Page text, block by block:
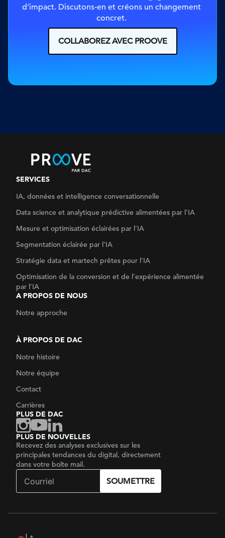
d’impact. Discutons-en et créons un changement
concret.
COLLABOREZ AVEC PROOVE
SERVICES
IA, données et intelligence conversationnelle
Data science et analytique prédictive alimentées par l’IA
Mesure et optimisation éclairées par l’IA
Segmentation éclairée par l’IA
Stratégie data et martech prêtes pour l’IA
Optimisation de la conversion et de l’expérience alimentée
par l’IA
A PROPOS DE NOUS
Notre approche
À PROPOS DE DAC
Notre histoire
Notre équipe
Contact
Carrières
PLUS DE DAC
PLUS DE NOUVELLES
Recevez des analyses exclusives sur les
principales tendances du digital, directement
dans votre boîte mail.
SOUMETTRE